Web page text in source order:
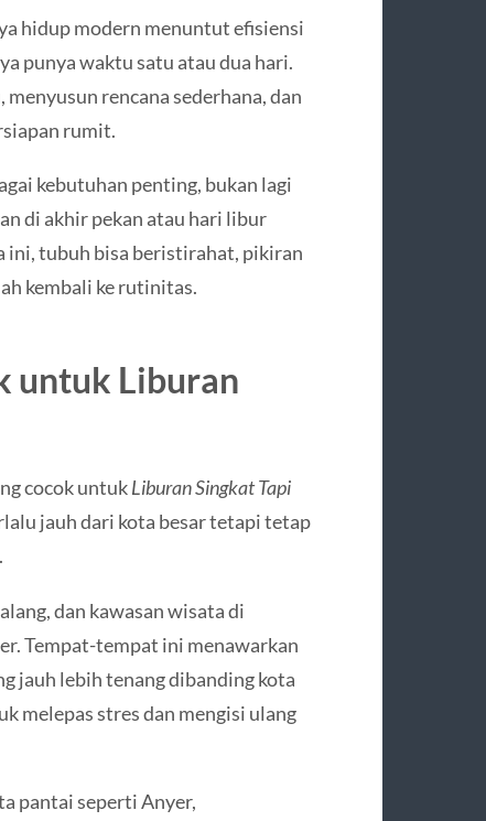
hidup modern menuntut efisiensi
punya waktu satu atau dua hari.
rencana sederhana, dan
rumit.
kebutuhan penting, bukan lagi
di akhir pekan atau hari libur
ini, tubuh bisa beristirahat, pikiran
kembali ke rutinitas.
untuk Liburan
cocok untukLiburan Singkat Tapi
jauh dari kota besar tetapi tetap
dan kawasan wisata di
Tempat-tempat ini menawarkan
jauh lebih tenang dibanding kota
melepas stres dan mengisi ulang
pantai seperti Anyer,